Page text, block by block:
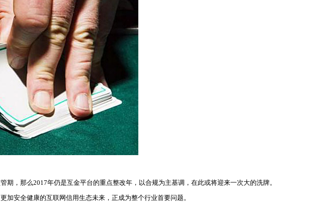
期，那么2017年仍是互金平台的重点整改年，以合规为主基调，在此或将迎来一次大的洗牌。
安全健康的互联网信用生态未来，正成为整个行业首要问题。